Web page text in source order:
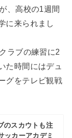
、高校の1週間
に来られまし
ラブの練習に2
た時間にはデュ
グをテレビ観戦
のスカウトも注
ッカーアカデミ